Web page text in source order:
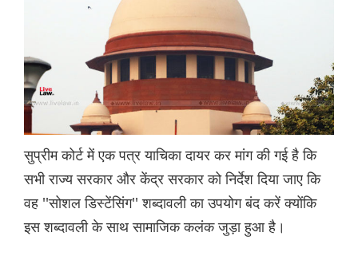
सुप्रीम कोर्ट में एक पत्र याचिका दायर कर मांग की गई है कि
सभी राज्य सरकार और केंद्र सरकार को निर्देश दिया जाए कि
वह ''सोशल डिस्टेंसिंग'' शब्दावली का उपयोग बंद करें क्योंकि
इस शब्दावली के साथ सामाजिक कलंक जुड़ा हुआ है।